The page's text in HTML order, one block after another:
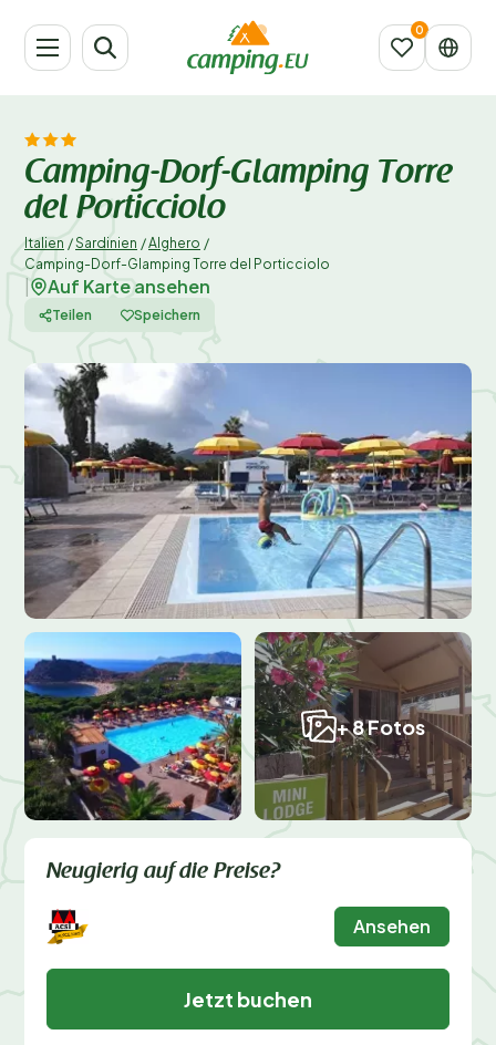
Camping-Dorf-Glamping Torre
del Porticciolo
Italien /Sardinien /Alghero /
Camping-Dorf-Glamping Torre del Porticciolo
Auf Karte ansehen
Teilen Speichern
+ 8 Fotos
Neugierig auf die Preise?
Ansehen
Jetzt buchen